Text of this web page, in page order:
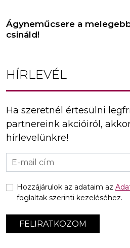
Ágyneműcsere a
csináld!
HÍRLEVÉL
Ha szeretnél értesülni
partnereink akcióiról,
hírlevelünkre!
FELIRATKOZOM
Hozzájárulok az adataim az
foglaltak szerinti kezeléséhez.